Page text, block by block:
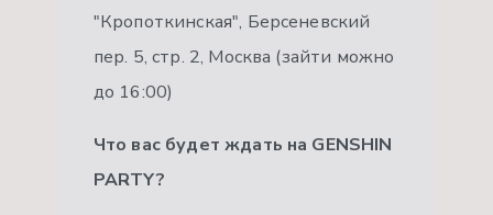
"Кропоткинская", Берсеневский
пер. 5, стр. 2, Москва (зайти можно
до 16:00)
Что вас будет ждать на GENSHIN
PARTY?